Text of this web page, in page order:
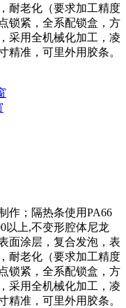
耐老化（要求加工精度
锁紧，全系配锁盒，方
采用全机械化加工，凌
精准，可里外用胶条。
作；隔热条使用PA66
以上,不变形腔体尼龙
面涂层，复合发泡，表
耐老化（要求加工精度
锁紧，全系配锁盒，方
采用全机械化加工，凌
精准，可里外用胶条。